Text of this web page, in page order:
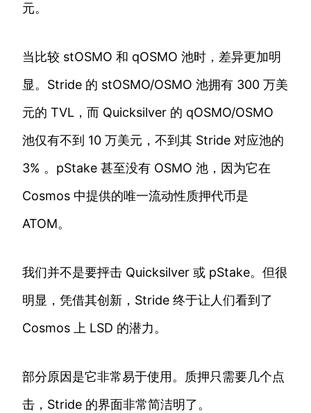
元。
当比较 stOSMO 和 qOSMO 池时，差异更加明
显。Stride 的 stOSMO/OSMO 池拥有 300 万美
元的 TVL，而 Quicksilver 的 qOSMO/OSMO
池仅有不到 10 万美元，不到其 Stride 对应池的
3% 。pStake 甚至没有 OSMO 池，因为它在
Cosmos 中提供的唯一流动性质押代币是
ATOM。
我们并不是要抨击 Quicksilver 或 pStake。但很
明显，凭借其创新，Stride 终于让人们看到了
Cosmos 上 LSD 的潜力。
部分原因是它非常易于使用。质押只需要几个点
击，Stride 的界面非常简洁明了。